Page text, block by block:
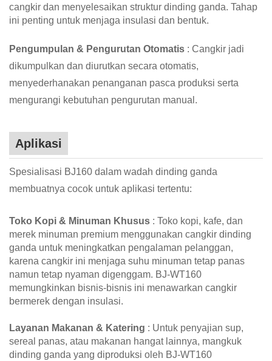
cangkir dan menyelesaikan struktur dinding ganda. Tahap
ini penting untuk menjaga insulasi dan bentuk.
Pengumpulan & Pengurutan Otomatis : Cangkir jadi
dikumpulkan dan diurutkan secara otomatis,
menyederhanakan penanganan pasca produksi serta
mengurangi kebutuhan pengurutan manual.
Aplikasi
Spesialisasi BJ160 dalam wadah dinding ganda
membuatnya cocok untuk aplikasi tertentu:
Toko Kopi & Minuman Khusus : Toko kopi, kafe, dan
merek minuman premium menggunakan cangkir dinding
ganda untuk meningkatkan pengalaman pelanggan,
karena cangkir ini menjaga suhu minuman tetap panas
namun tetap nyaman digenggam. BJ-WT160
memungkinkan bisnis-bisnis ini menawarkan cangkir
bermerek dengan insulasi.
Layanan Makanan & Katering : Untuk penyajian sup,
sereal panas, atau makanan hangat lainnya, mangkuk
dinding ganda yang diproduksi oleh BJ-WT160